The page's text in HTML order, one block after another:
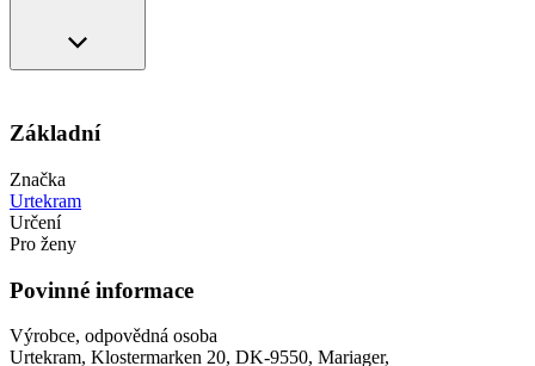
Základní
Značka
Urtekram
Určení
Pro ženy
Povinné informace
Výrobce, odpovědná osoba
Urtekram, Klostermarken 20, DK-9550, Mariager,